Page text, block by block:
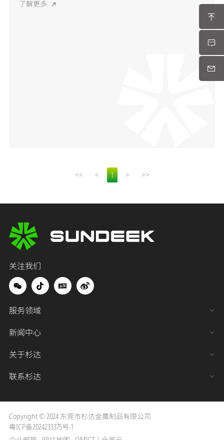
了解更多
<< < 1 > >>
关注我们
服务领域
新闻中心
关于杉达
联系杉达
Copyright © 2024 东莞市杉达金属制品有限公司
粤ICP备2024233375号-1